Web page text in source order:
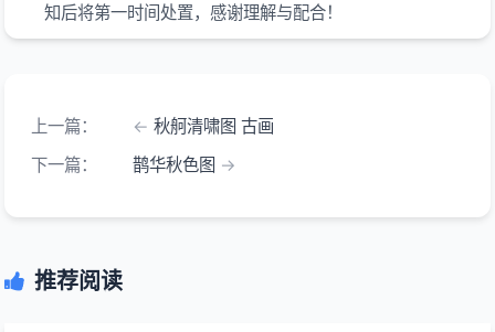
知后将第一时间处置，感谢理解与配合！
上一篇：
秋舸清啸图 古画
下一篇：
鹊华秋色图
推荐阅读